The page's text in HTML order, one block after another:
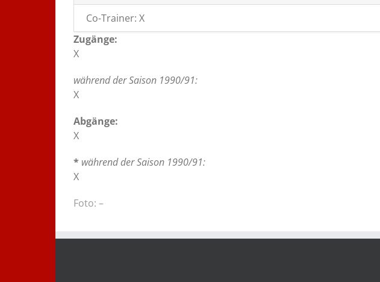
Co-Trainer: X
Zugänge:
X
während der Saison 1990/91:
X
Abgänge:
X
* während der Saison 1990/91:
X
Foto: –